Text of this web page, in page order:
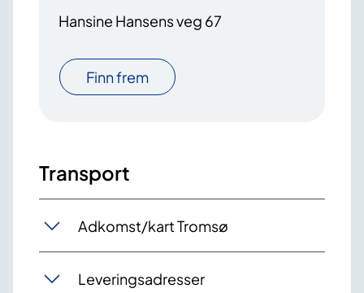
Hansine Hansens veg 67
Finn frem
Transport
Adkomst/kart Tromsø
Leveringsadresser